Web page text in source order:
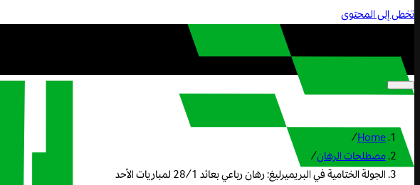
تخطى إلى المحتوى
Home
/
مصطلحات الرهان/
الجولة الختامية في البريميرليغ: رهان رباعي بعائد 28/1 لمباريات الأحد